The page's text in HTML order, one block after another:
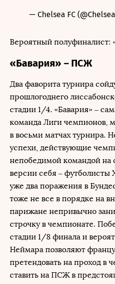
— Chelsea FC
Вероятный полуфиналист:
«Бавария» – ПСЖ
Два фаворита турнира
прошлогоднего
стадии 1/4. «Бавария» –
команда Лиги чемпионов,
в восьми матчах турнира.
успехи, действующие
непобедимой командой на
версии себя – футболисты
уже два поражения в
тоже не все в порядке на
парижане непривычно
строчку в чемпионате.
стадии 1/8 финала и
Неймара позволяют
претендовать на проход в
ставить на ПСЖ в